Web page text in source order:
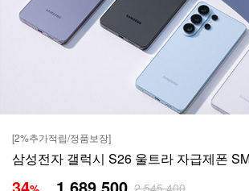
[2%추가적립/정품보장]
삼성전자 갤럭시 S26 울트라 자급제폰
2,545,400